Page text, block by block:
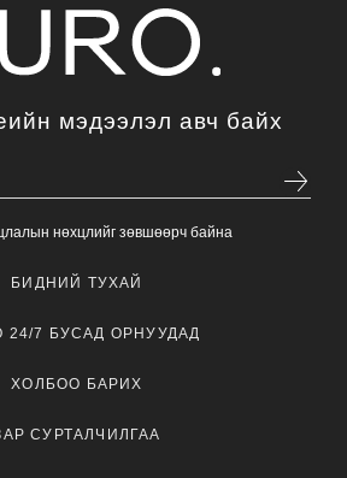
мэдээлэл авч байх
нөхцлийг зөвшөөрч байна
БИДНИЙ ТУХАЙ
24/7 БУСАД ОРНУУДАД
ХОЛБОО БАРИХ
СУРТАЛЧИЛГАА